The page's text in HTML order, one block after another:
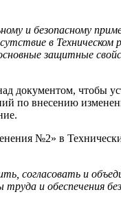
и безопасному
в Техническом
защитные
документом, чтобы
по внесению
№2» в
согласовать и
и обеспечения